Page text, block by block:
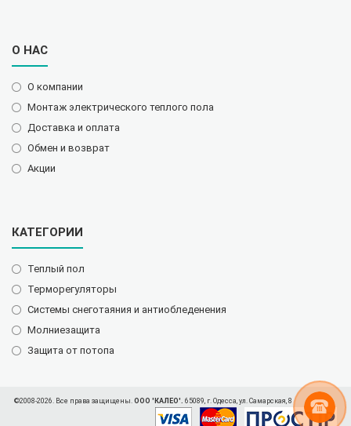
О НАС
О компании
Монтаж электрического теплого пола
Доставка и оплата
Обмен и возврат
Акции
КАТЕГОРИИ
Теплый пол
Терморегуляторы
Системы снеготаяния и антиобледенения
Молниезащита
Защита от потопа
©2008-2026. Все права защищены. ООО 'КАЛЕО'. 65089, г. Одесса, ул. Самарская, 8